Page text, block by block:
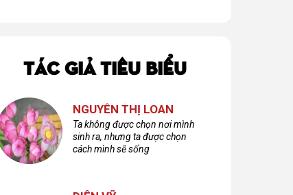
TÁC GIẢ TIÊU BIỂU
NGUYỄN THỊ LOAN
Ta không được chọn nơi mình
sinh ra, nhưng ta được chọn
cách mình sẽ sống